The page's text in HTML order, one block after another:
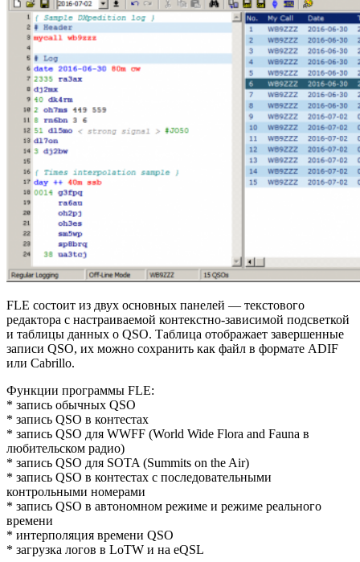
FLE состоит из двух основных панелей — текстового
редактора с настраиваемой контекстно-зависимой подсветкой
и таблицы данных о QSO. Таблица отображает завершенные
записи QSO, их можно сохранить как файл в формате ADIF
или Cabrillo.
Функции программы FLE:
* запись обычных QSO
* запись QSO в контестах
* запись QSO для WWFF (World Wide Flora and Fauna в
любительском радио)
* запись QSO для SOTA (Summits on the Air)
* запись QSO в контестах с последовательными
контрольными номерами
* запись QSO в автономном режиме и режиме реального
времени
* интерполяция времени QSO
* загрузка логов в LoTW и на eQSL